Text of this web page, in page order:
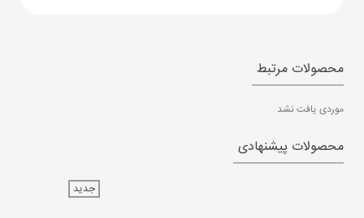
محصولات مرتبط
موردی یافت نشد
محصولات پیشنهادی
جدید